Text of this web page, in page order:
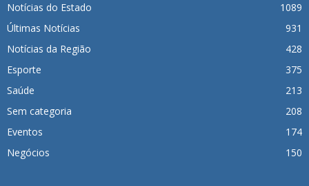
Notícias do Estado
1089
Últimas Notícias
931
Notícias da Região
428
Esporte
375
Saúde
213
Sem categoria
208
Eventos
174
Negócios
150